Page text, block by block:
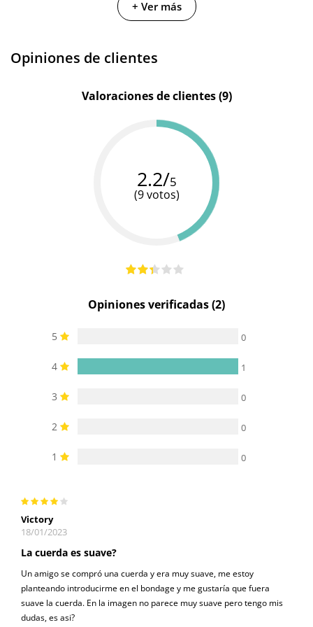
Negro
+ Ver más
Opiniones de clientes
Valoraciones de clientes (9)
2.2/5
(9 votos)
Opiniones verificadas (2)
5 0
4 1
3 0
2 0
1 0
Victory
18/01/2023
La cuerda es suave?
Un amigo se compró una cuerda y era muy suave, me estoy
planteando introducirme en el bondage y me gustaría que fuera
suave la cuerda. En la imagen no parece muy suave pero tengo mis
dudas, es asi?